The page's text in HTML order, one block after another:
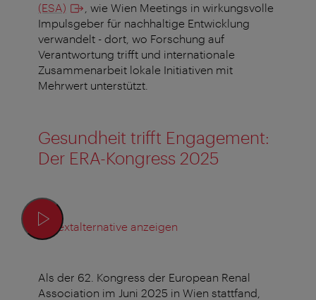
(ESA)
, wie Wien Meetings in wirkungsvolle
Impulsgeber für nachhaltige Entwicklung
verwandelt - dort, wo Forschung auf
Verantwortung trifft und internationale
Zusammenarbeit lokale Initiativen mit
Mehrwert unterstützt.
Gesundheit trifft Engagement:
Der ERA-Kongress 2025
Textalternative anzeigen
Als der 62. Kongress der European Renal
Association im Juni 2025 in Wien stattfand,